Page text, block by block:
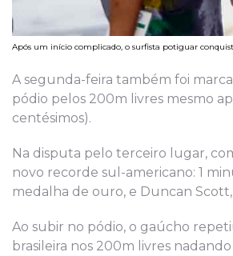
Após um início complicado, o surfista potiguar
A segunda-feira também foi
pódio pelos 200m livres mesmo
centésimos).
Na disputa pelo terceiro lugar,
novo recorde sul-americano: 1
medalha de ouro, e Duncan
Ao subir no pódio, o gaúcho
brasileira nos 200m livres